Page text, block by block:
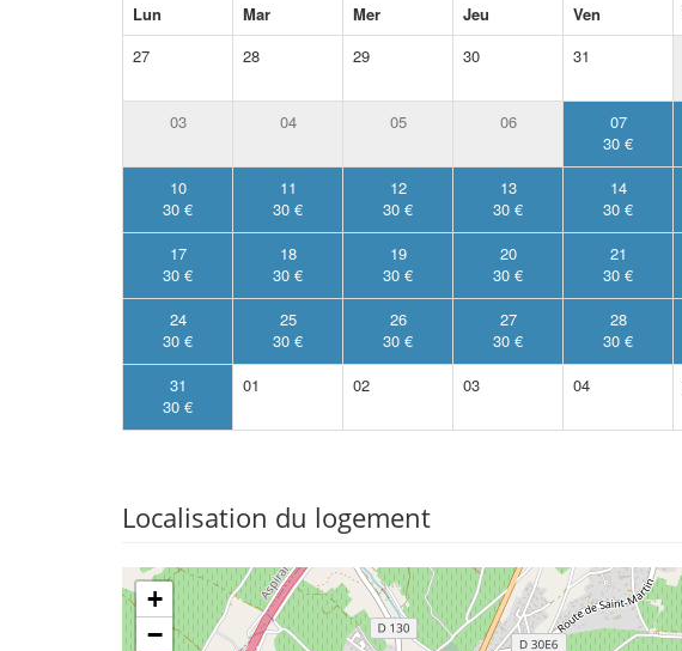
Lun Mar Mer Jeu Ven
27
28 29 30 31
03 04 05 06
07
30 €
10
30 €
11
30 €
12
30 €
13
30 €
14
30 €
17
30 €
18
30 €
19
30 €
20
30 €
21
30 €
24
30 €
25
30 €
26
30 €
27
30 €
28
30 €
31
30 €
01 02 03 04
Localisation du logement
+
−